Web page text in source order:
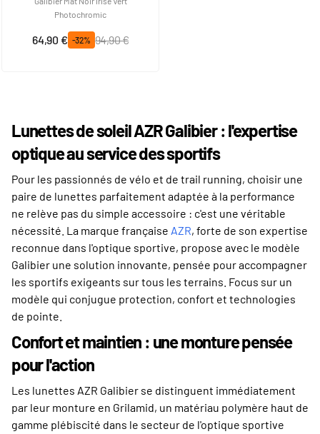
Photochromic
Prix spécial
64,90 € -32%
Prix normal
94,90 €
Lunettes de soleil AZR Galibier : l'expertise
optique au service des sportifs
Pour les passionnés de vélo et de trail running, choisir une
paire de lunettes parfaitement adaptée à la performance
ne relève pas du simple accessoire : c'est une véritable
nécessité. La marque française AZR, forte de son expertise
reconnue dans l'optique sportive, propose avec le modèle
Galibier une solution innovante, pensée pour accompagner
les sportifs exigeants sur tous les terrains. Focus sur un
modèle qui conjugue protection, confort et technologies
de pointe.
Confort et maintien : une monture pensée
pour l'action
Les lunettes AZR Galibier se distinguent immédiatement
par leur monture en Grilamid, un matériau polymère haut de
gamme plébiscité dans le secteur de l'optique sportive